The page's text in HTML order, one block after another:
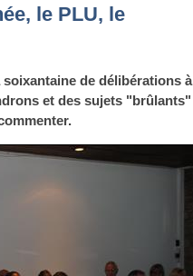
le PLU, le
de délibérations à
et des sujets "brûlants"